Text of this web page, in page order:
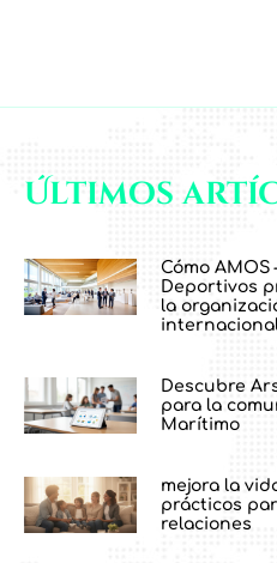
Últimos
Cómo AMOS
Deportivos
la
Descubre
para la
Marítimo
mejora la
prácticos
relaciones